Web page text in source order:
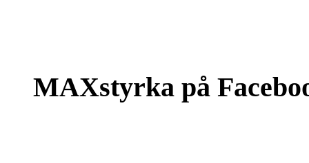
MAXstyrka på